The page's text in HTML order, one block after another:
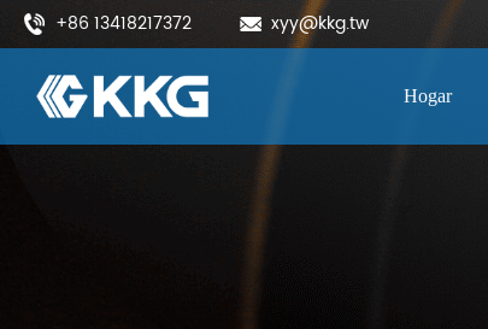
+86 13418217372 xyy@kkg.tw
Hogar